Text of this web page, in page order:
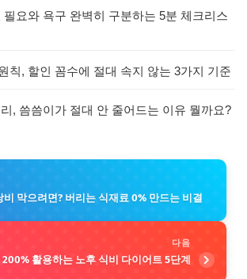
필요와 욕구 완벽히 구분하는 5분 체크리스
칙, 할인 꼼수에 절대 속지 않는 3가지 기준
, 씀씀이가 절대 안 줄어드는 이유 뭘까요?
비 막으려면? 버리는 식재료 0% 만드는 비결
다음
200% 활용하는 노후 식비 다이어트 5단계